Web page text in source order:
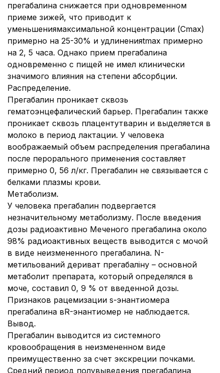
прегабалина снижается при одновременном
приеме зижей, что приводит к
уменьшениямаксимальной концентрации (Cmax)
примерно на 25-30% и удлиненияtmax примерно
на 2, 5 часа. Однако прием прегабалина
одновременно с пищей не имел клинически
значимого влияния на степени абсорбции.
Распределение.
Прегабалин проникает сквозь
гематоэнцефалический барьер. Прегабалин также
проникает сквозь плацентутварин и выделяется в
молоко в период лактации. У человека
воображаемый объем распределения прегабалина
после перорального применения составляет
примерно 0, 56 л/кг. Прегабалин не связывается с
белками плазмы крови.
Метаболизм.
У человека прегабалин подвергается
незначительному метаболизму. После введения
дозы радиоактивно Меченого прегабалина около
98% радиоактивных веществ выводится с мочой
в виде неизмененного прегабалина. N-
метильований дериват прегабаліну – основной
метаболит препарата, который определялся в
моче, составил 0, 9 % от введенной дозы.
Признаков рацемизации s-энантиомера
прегабалина вR-энантиомер не наблюдается.
Вывод.
Прегабалин выводится из системного
кровообращения в неизмененном виде
преимущественно за счет экскреции почками.
Средний период полувыведения прегабалина